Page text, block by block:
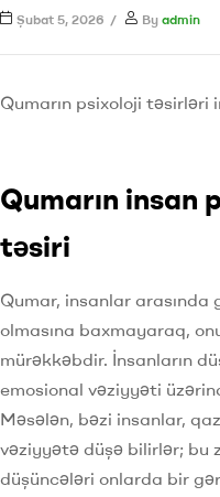
Şubat 5, 2026 By admin
Qumarın psixoloji təsirləri
Qumarın insan
təsiri
Qumar, insanlar arasında
olmasına baxmayaraq,
mürəkkəbdir. İnsanların
emosional vəziyyəti
Məsələn, bəzi insanlar,
vəziyyətə düşə bilirlər; bu
düşüncələri onlarda bir